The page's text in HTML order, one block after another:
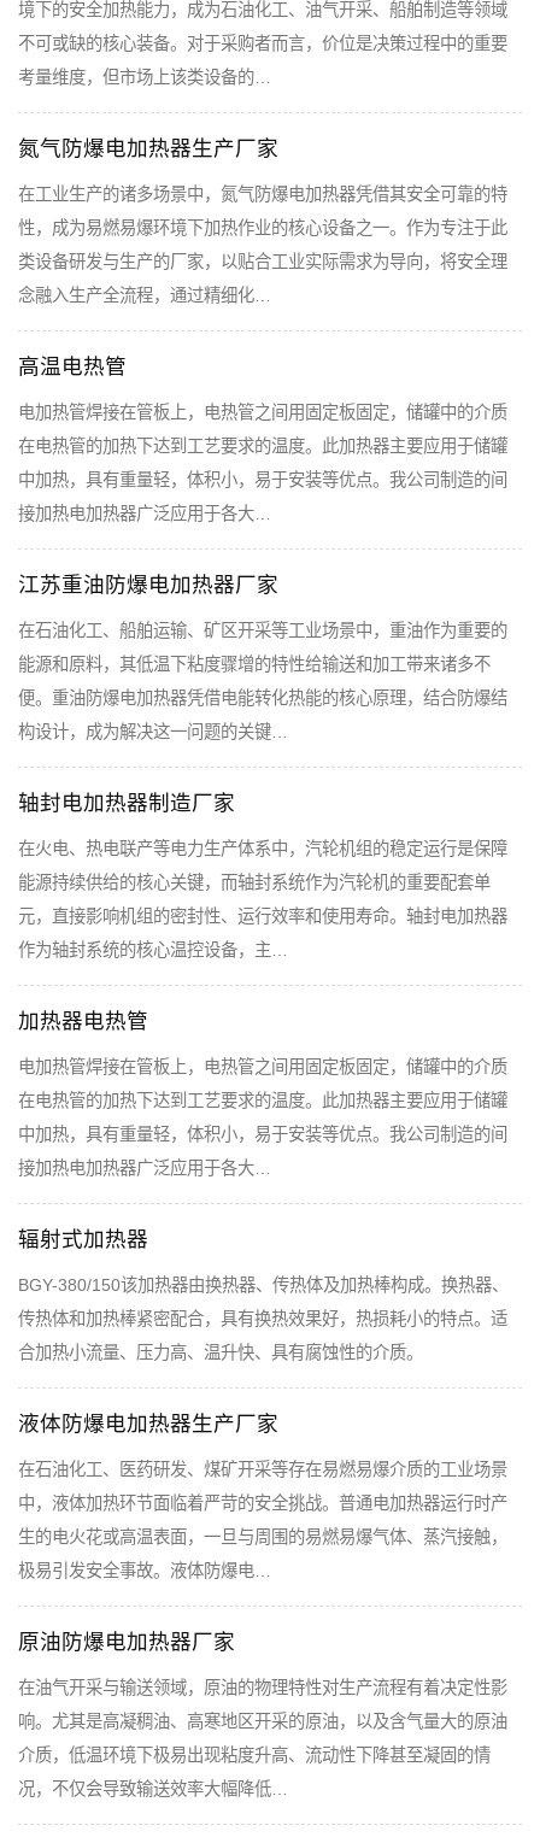
境下的安全加热能力，成为石油化工、油气开采、船舶制造等领域
不可或缺的核心装备。对于采购者而言，价位是决策过程中的重要
考量维度，但市场上该类设备的…
氮气防爆电加热器生产厂家
在工业生产的诸多场景中，氮气防爆电加热器凭借其安全可靠的特
性，成为易燃易爆环境下加热作业的核心设备之一。作为专注于此
类设备研发与生产的厂家，以贴合工业实际需求为导向，将安全理
念融入生产全流程，通过精细化…
高温电热管
电加热管焊接在管板上，电热管之间用固定板固定，储罐中的介质
在电热管的加热下达到工艺要求的温度。此加热器主要应用于储罐
中加热，具有重量轻，体积小，易于安装等优点。我公司制造的间
接加热电加热器广泛应用于各大…
江苏重油防爆电加热器厂家
在石油化工、船舶运输、矿区开采等工业场景中，重油作为重要的
能源和原料，其低温下粘度骤增的特性给输送和加工带来诸多不
便。重油防爆电加热器凭借电能转化热能的核心原理，结合防爆结
构设计，成为解决这一问题的关键…
轴封电加热器制造厂家
在火电、热电联产等电力生产体系中，汽轮机组的稳定运行是保障
能源持续供给的核心关键，而轴封系统作为汽轮机的重要配套单
元，直接影响机组的密封性、运行效率和使用寿命。轴封电加热器
作为轴封系统的核心温控设备，主…
加热器电热管
电加热管焊接在管板上，电热管之间用固定板固定，储罐中的介质
在电热管的加热下达到工艺要求的温度。此加热器主要应用于储罐
中加热，具有重量轻，体积小，易于安装等优点。我公司制造的间
接加热电加热器广泛应用于各大…
辐射式加热器
BGY-380/150该加热器由换热器、传热体及加热棒构成。换热器、
传热体和加热棒紧密配合，具有换热效果好，热损耗小的特点。适
合加热小流量、压力高、温升快、具有腐蚀性的介质。
液体防爆电加热器生产厂家
在石油化工、医药研发、煤矿开采等存在易燃易爆介质的工业场景
中，液体加热环节面临着严苛的安全挑战。普通电加热器运行时产
生的电火花或高温表面，一旦与周围的易燃易爆气体、蒸汽接触，
极易引发安全事故。液体防爆电…
原油防爆电加热器厂家
在油气开采与输送领域，原油的物理特性对生产流程有着决定性影
响。尤其是高凝稠油、高寒地区开采的原油，以及含气量大的原油
介质，低温环境下极易出现粘度升高、流动性下降甚至凝固的情
况，不仅会导致输送效率大幅降低…